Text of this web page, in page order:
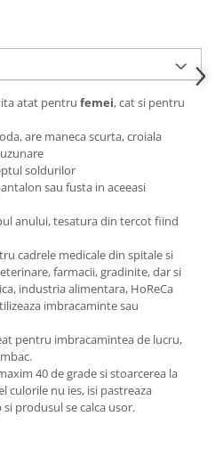
atat pentru femei, cat si pentru
are maneca scurta, croiala
soldurilor
sau fusta in aceeasi
anului, tesatura din tercot fiind
cadrele medicale din spitale si
farmacii, gradinite, dar si
industria alimentara, HoReCa
imbracaminte sau
pentru imbracamintea de lucru,
40 de grade si stoarcerea la
culorile nu ies, isi pastreaza
produsul se calca usor.